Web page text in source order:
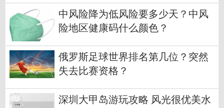
中风险降为低风险要多少天？中风
险地区健康码什么颜色？
俄罗斯足球世界排名第几位？突然
失去比赛资格？
深圳大甲岛游玩攻略 风光很优美水